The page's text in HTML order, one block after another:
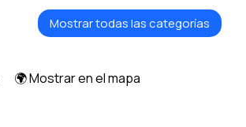
Mostrar todas las categorías
🌍 Mostrar en el mapa